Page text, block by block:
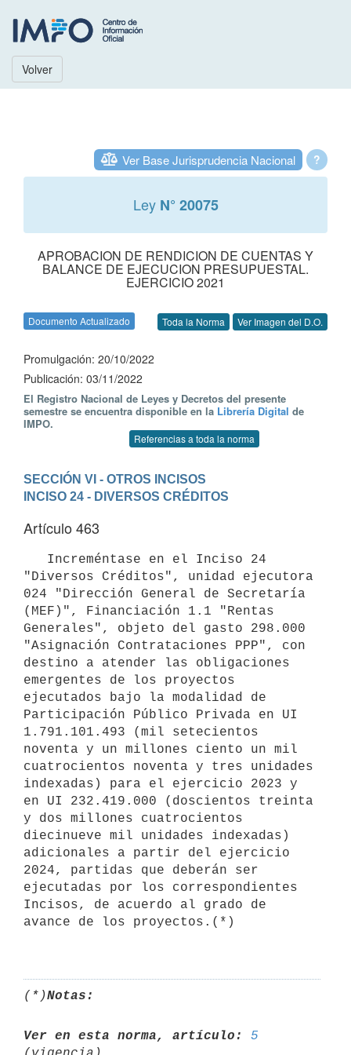
Volver
?
Ver Base Jurisprudencia Nacional
Ley N° 20075
APROBACION DE RENDICION DE CUENTAS Y
BALANCE DE EJECUCION PRESUPUESTAL.
EJERCICIO 2021
Documento Actualizado Toda la Norma Ver Imagen del D.O.
Promulgación: 20/10/2022
Publicación: 03/11/2022
El Registro Nacional de Leyes y Decretos del presente
semestre se encuentra disponible en la Librería Digital de
IMPO.
Referencias a toda la norma
SECCIÓN VI - OTROS INCISOS
INCISO 24 - DIVERSOS CRÉDITOS
Artículo 463
"Diversos Créditos", unidad ejecutora
024 "Dirección General de Secretaría
(MEF)", Financiación 1.1 "Rentas
Generales", objeto del gasto 298.000
"Asignación Contrataciones PPP", con
destino a atender las obligaciones
emergentes de los proyectos
ejecutados bajo la modalidad de
Participación Público Privada en UI
1.791.101.493 (mil setecientos
noventa y un millones ciento un mil
cuatrocientos noventa y tres unidades
indexadas) para el ejercicio 2023 y
en UI 232.419.000 (doscientos treinta
y dos millones cuatrocientos
diecinueve mil unidades indexadas)
adicionales a partir del ejercicio
2024, partidas que deberán ser
ejecutadas por los correspondientes
Incisos, de acuerdo al grado de
avance de los proyectos.(*)
(*)Notas:
Ver en esta norma, artículo:
5